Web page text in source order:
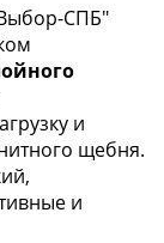
СПБ"
и
щебня.
и